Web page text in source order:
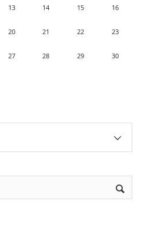
13 14 15 16
20 21 22 23
27 28 29 30